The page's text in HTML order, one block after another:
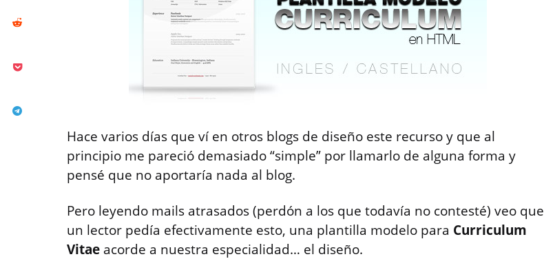
Hace varios días que ví en otros blogs de diseño este recurso y que al
principio me pareció demasiado “simple” por llamarlo de alguna forma y
pensé que no aportaría nada al blog.
Pero leyendo mails atrasados (perdón a los que todavía no contesté) veo que
un lector pedía efectivamente esto, una plantilla modelo para Curriculum
Vitae acorde a nuestra especialidad… el diseño.